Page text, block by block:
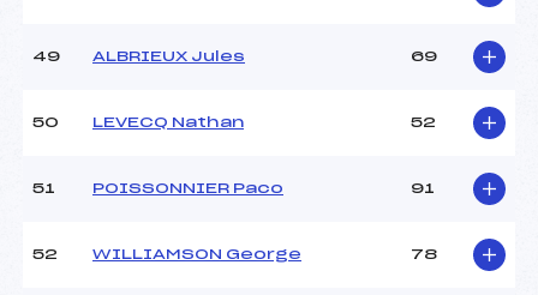
49 ALBRIEUX Jules 69
50 LEVECQ Nathan 52
51 POISSONNIER Paco 91
52 WILLIAMSON George 78